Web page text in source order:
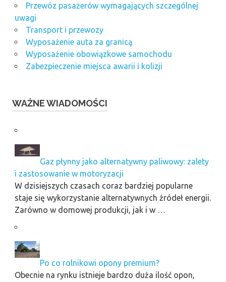
Przewóz pasażerów wymagających szczególnej
uwagi
Transport i przewozy
Wyposażenie auta za granicą
Wyposażenie obowiązkowe samochodu
Zabezpieczenie miejsca awarii i kolizji
WAŻNE WIADOMOŚCI
Gaz płynny jako alternatywny paliwowy: zalety
i zastosowanie w motoryzacji
W dzisiejszych czasach coraz bardziej popularne
staje się wykorzystanie alternatywnych źródeł energii.
Zarówno w domowej produkcji, jak i w …
Po co rolnikowi opony premium?
Obecnie na rynku istnieje bardzo duża ilość opon,